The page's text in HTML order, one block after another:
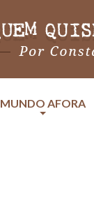
MUNDO AFORA